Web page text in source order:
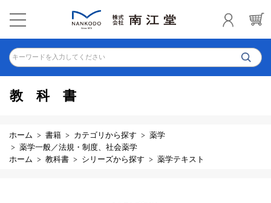
キーワードを入力してください
教科書
ホーム 書籍 カテゴリから探す
薬学
薬学一般／法規・制度、社会薬学
ホーム
教科書 シリーズから探す 薬学テキスト